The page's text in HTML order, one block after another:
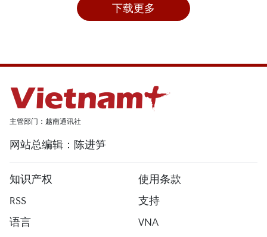
下载更多
主管部门：越南通讯社
网站总编辑：陈进笋
知识产权
使用条款
RSS
支持
语言
VNA